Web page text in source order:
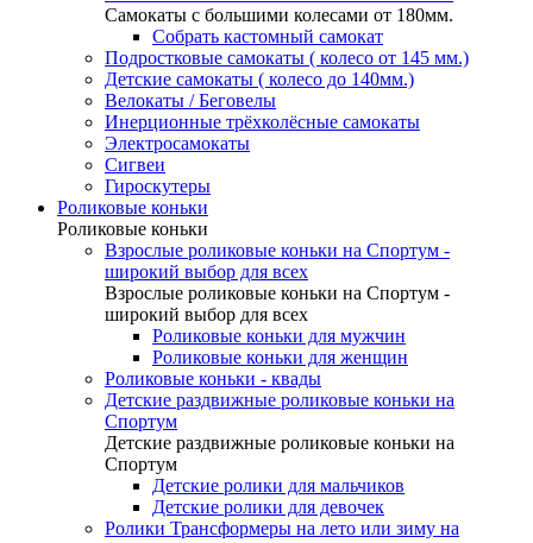
Самокаты с большими колесами от 180мм.
Собрать кастомный самокат
Подростковые самокаты ( колесо от 145 мм.)
Детские самокаты ( колесо до 140мм.)
Велокаты / Беговелы
Инерционные трёхколёсные самокаты
Электросамокаты
Сигвеи
Гироскутеры
Роликовые коньки
Роликовые коньки
Взрослые роликовые коньки на Спортум -
широкий выбор для всех
Взрослые роликовые коньки на Спортум -
широкий выбор для всех
Роликовые коньки для мужчин
Роликовые коньки для женщин
Роликовые коньки - квады
Детские раздвижные роликовые коньки на
Спортум
Детские раздвижные роликовые коньки на
Спортум
Детские ролики для мальчиков
Детские ролики для девочек
Ролики Трансформеры на лето или зиму на